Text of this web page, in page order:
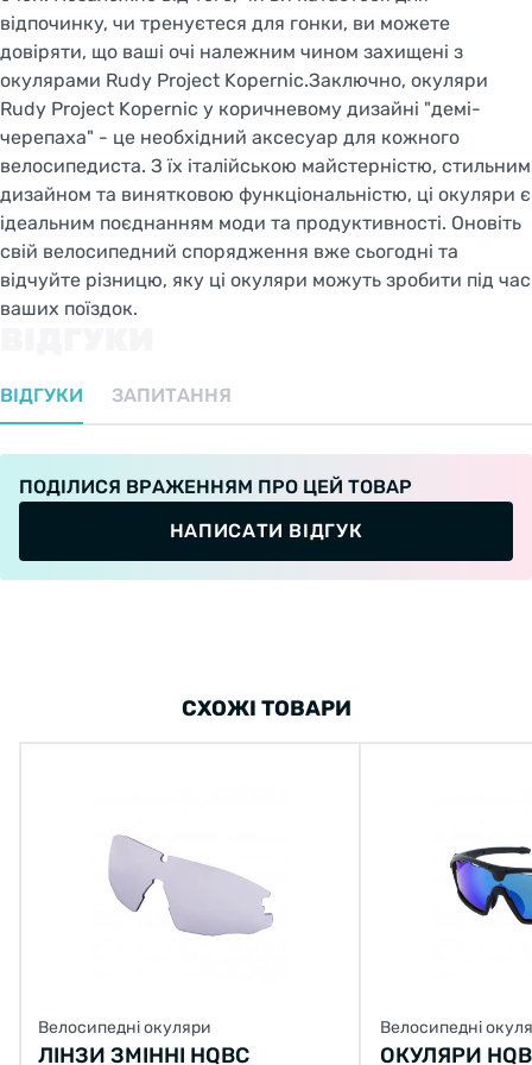
відпочинку, чи тренуєтеся для гонки, ви можете
довіряти, що ваші очі належним чином захищені з
окулярами Rudy Project Kopernic.Заключно, окуляри
Rudy Project Kopernic у коричневому дизайні "демі-
черепаха" - це необхідний аксесуар для кожного
велосипедиста. З їх італійською майстерністю, стильним
дизайном та винятковою функціональністю, ці окуляри є
ідеальним поєднанням моди та продуктивності. Оновіть
свій велосипедний спорядження вже сьогодні та
відчуйте різницю, яку ці окуляри можуть зробити під час
ваших поїздок.
ВІДГУКИ ЗАПИТАННЯ
ПОДІЛИСЯ ВРАЖЕННЯМ ПРО ЦЕЙ ТОВАР
НАПИСАТИ ВІДГУК
СХОЖІ ТОВАРИ
Велосипедні окуляри
ЛІНЗИ ЗМІННІ HQBC
Велосипедні
ОКУЛЯРИ